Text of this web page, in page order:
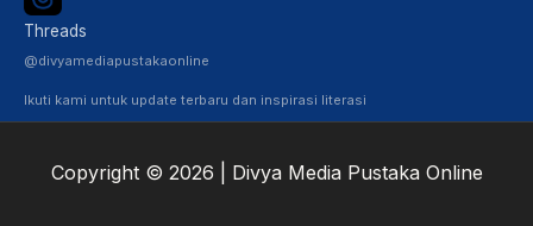
Threads
@divyamediapustakaonline
Ikuti kami untuk update terbaru dan inspirasi literasi
Copyright © 2026 | Divya Media Pustaka Online